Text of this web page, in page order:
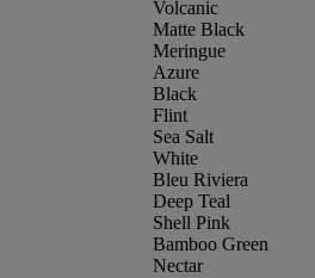
Volcanic
Matte Black
Meringue
Azure
Black
Flint
Sea Salt
White
Bleu Riviera
Deep Teal
Shell Pink
Bamboo Green
Nectar